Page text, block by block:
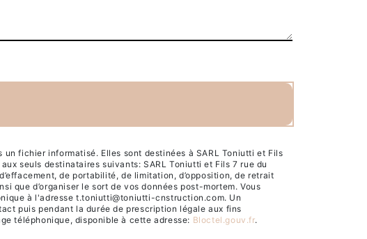
fichier informatisé. Elles sont destinées à SARL Toniutti et Fils
seuls destinataires suivants: SARL Toniutti et Fils 7 rue du
de portabilité, de limitation, d’opposition, de retrait
que d’organiser le sort de vos données post-mortem. Vous
à l'adresse t.toniutti@toniutti-cnstruction.com. Un
puis pendant la durée de prescription légale aux fins
téléphonique, disponible à cette adresse: Bloctel.gouv.fr.